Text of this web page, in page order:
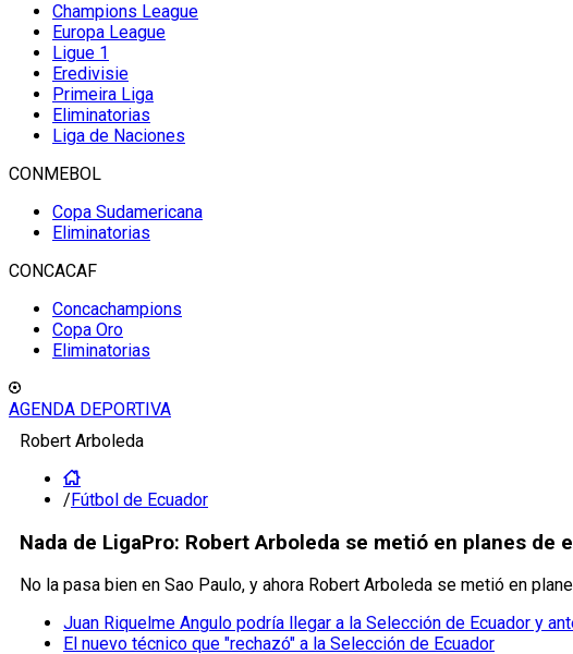
Champions League
Europa League
Ligue 1
Eredivisie
Primeira Liga
Eliminatorias
Liga de Naciones
CONMEBOL
Copa Sudamericana
Eliminatorias
CONCACAF
Concachampions
Copa Oro
Eliminatorias
AGENDA DEPORTIVA
Robert Arboleda
/Fútbol de Ecuador
Nada de LigaPro: Robert Arboleda se metió en planes de
No la pasa bien en Sao Paulo, y ahora Robert Arboleda se metió en
Juan Riquelme Angulo podría llegar a la Selección de Ecuador y
El nuevo técnico que "rechazó" a la Selección de Ecuador